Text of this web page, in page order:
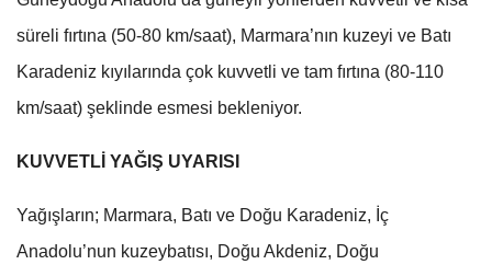
süreli fırtına (50-80 km/saat), Marmara’nın kuzeyi ve Batı
Karadeniz kıyılarında çok kuvvetli ve tam fırtına (80-110
km/saat) şeklinde esmesi bekleniyor.
KUVVETLİ YAĞIŞ UYARISI
Yağışların; Marmara, Batı ve Doğu Karadeniz, İç
Anadolu’nun kuzeybatısı, Doğu Akdeniz, Doğu